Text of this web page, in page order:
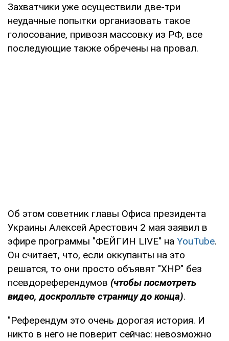
Захватчики уже осуществили две-три
неудачные попытки организовать такое
голосование, привозя массовку из РФ, все
последующие также обречены на провал.
Об этом советник главы Офиса президента
Украины Алексей Арестович 2 мая заявил в
эфире программы "ФЕЙГИН LIVE" на YouTube.
Он считает, что, если оккупанты на это
решатся, то они просто объявят "ХНР" без
псевдореферендумов (чтобы посмотреть
видео, доскролльте страницу до конца).
"Референдум это очень дорогая история. И
никто в него не поверит сейчас: невозможно